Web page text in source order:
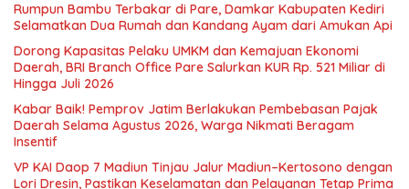
Rumpun Bambu Terbakar di Pare, Damkar Kabupaten Kediri
Selamatkan Dua Rumah dan Kandang Ayam dari Amukan Api
Dorong Kapasitas Pelaku UMKM dan Kemajuan Ekonomi
Daerah, BRI Branch Office Pare Salurkan KUR Rp. 521 Miliar di
Hingga Juli 2026
Kabar Baik! Pemprov Jatim Berlakukan Pembebasan Pajak
Daerah Selama Agustus 2026, Warga Nikmati Beragam
Insentif
VP KAI Daop 7 Madiun Tinjau Jalur Madiun–Kertosono dengan
Lori Dresin, Pastikan Keselamatan dan Pelayanan Tetap Prima